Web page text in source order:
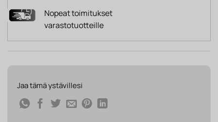
Nopeat toimitukset
varastotuotteille
Jaa tämä ystävillesi